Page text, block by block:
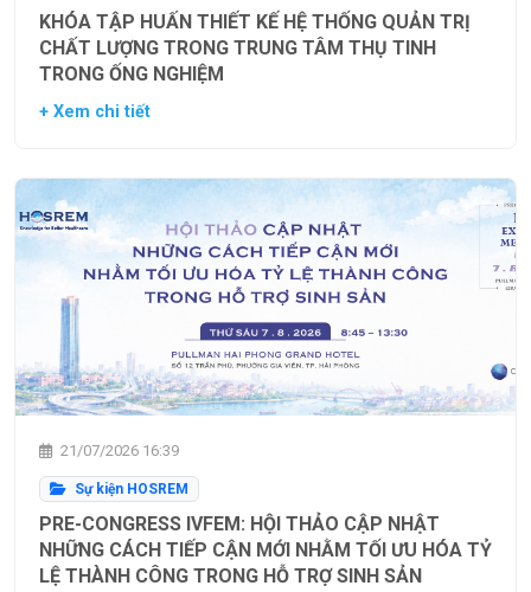
KHÓA TẬP HUẤN THIẾT KẾ HỆ THỐNG QUẢN TRỊ
CHẤT LƯỢNG TRONG TRUNG TÂM THỤ TINH
TRONG ỐNG NGHIỆM
+ Xem chi tiết
21/07/2026 16:39
Sự kiện HOSREM
PRE-CONGRESS IVFEM: HỘI THẢO CẬP NHẬT
NHỮNG CÁCH TIẾP CẬN MỚI NHẰM TỐI ƯU HÓA TỶ
LỆ THÀNH CÔNG TRONG HỖ TRỢ SINH SẢN